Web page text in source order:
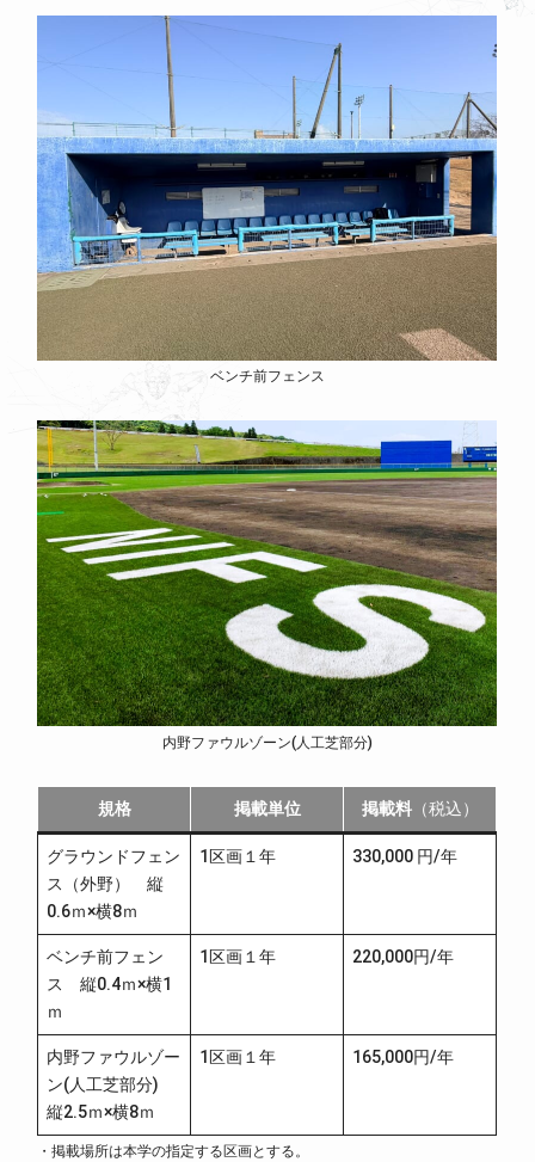
ベンチ前フェンス
内野ファウルゾーン(人工芝部分)
規格 掲載単位 掲載料（税込）
グラウンドフェン
ス（外野） 縦
0.6ｍ×横8ｍ
1区画１年 330,000 円/年
ベンチ前フェン
ス 縦0.4ｍ×横1
ｍ
1区画１年 220,000円/年
内野ファウルゾー
ン(人工芝部分)
縦2.5ｍ×横8ｍ
1区画１年 165,000円/年
・掲載場所は本学の指定する区画とする。